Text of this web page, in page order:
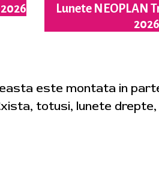
Lunete NEOPLAN
2026
este montata in
totusi, lunete